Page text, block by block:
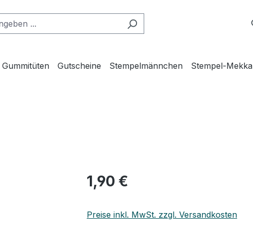
Gummitüten Gutscheine Stempelmännchen Stempel-Mekka
1,90 €
Preise inkl. MwSt. zzgl. Versandkosten